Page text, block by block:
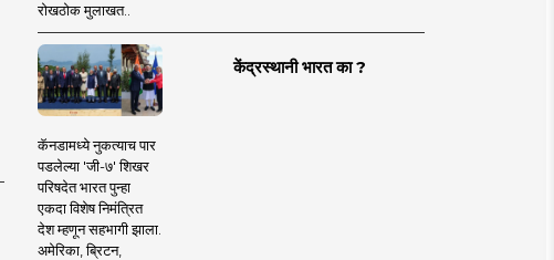
रोखठोक मुलाखत..
केंद्रस्थानी भारत का ?
कॅनडामध्ये नुकत्याच पार
पडलेल्या 'जी-७' शिखर
परिषदेत भारत पुन्हा
एकदा विशेष निमंत्रित
देश म्हणून सहभागी झाला.
अमेरिका, ब्रिटन,